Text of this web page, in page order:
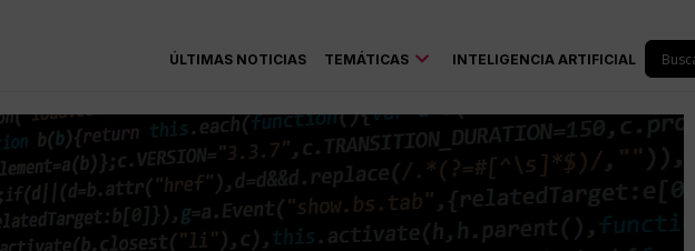
ÚLTIMAS NOTICIAS TEMÁTICAS INTELIGENCIA ARTIFICIAL